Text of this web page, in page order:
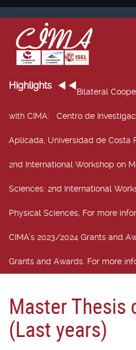
Highlights
Bilateral
with CIMA: Centro de
Aplicada, Universidad de Costa
2nd International Workshop on
Sciences: 2nd International
Physical Sciences, For more
CIMA’s 2023/2024 Grants and
Grants and Awards. For more
Master Thesis
(Last years)